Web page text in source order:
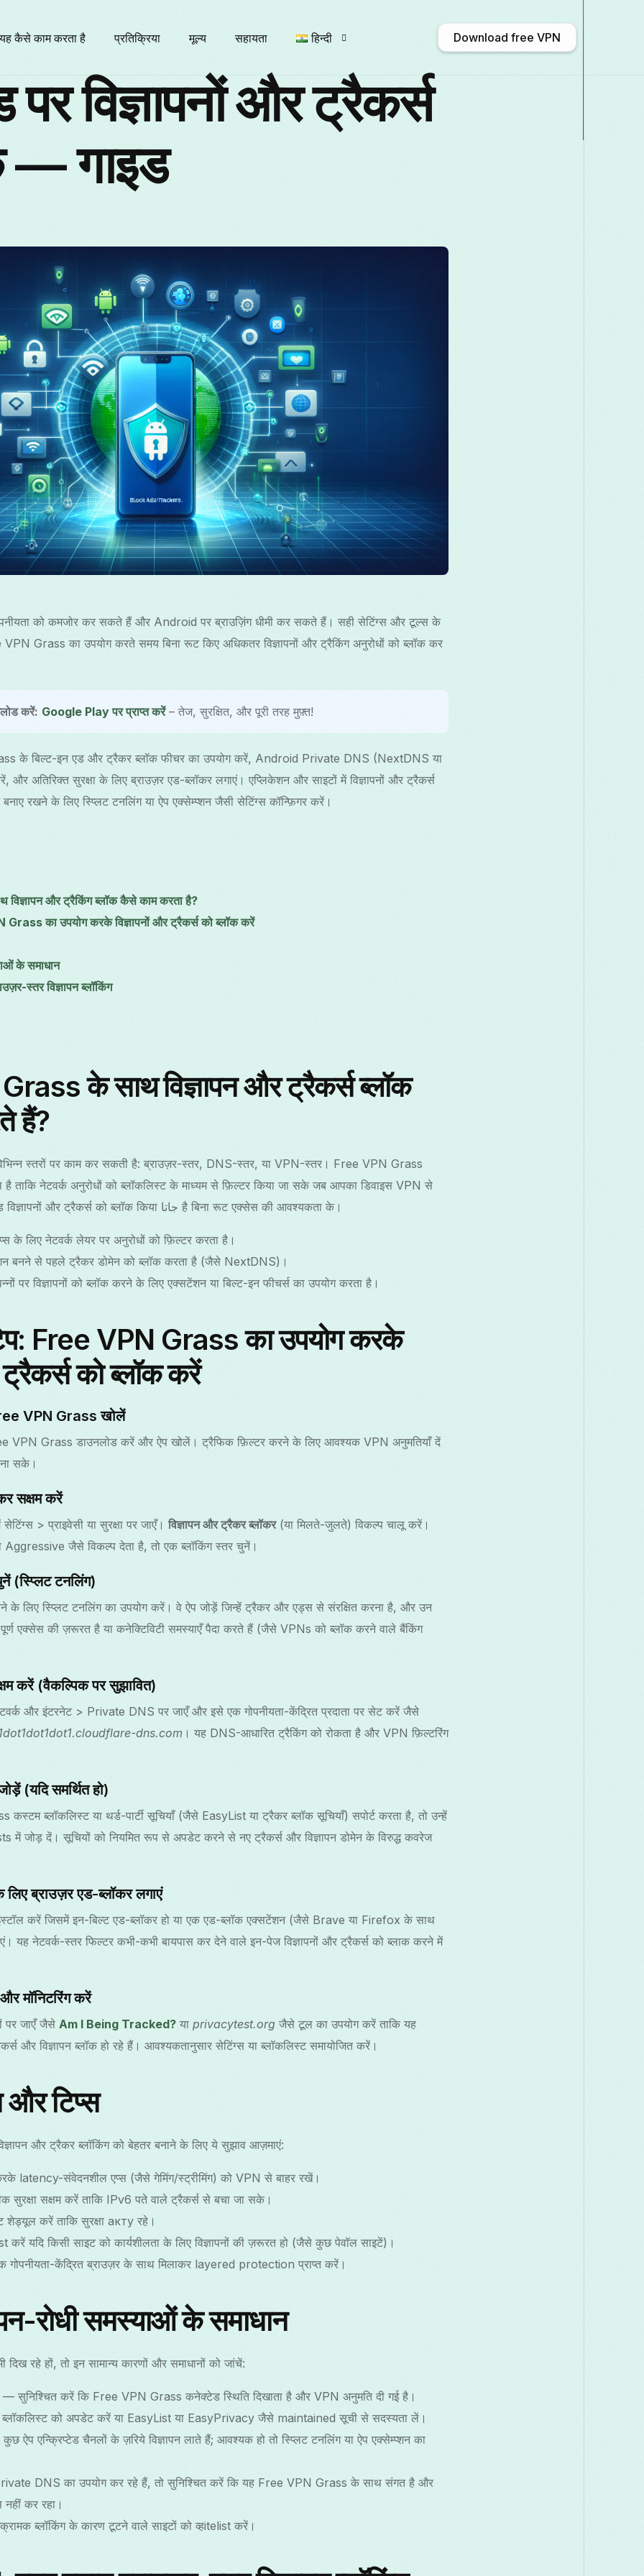
यह कैसे काम करता है प्रतिक्रिया मूल्य सहायता हिन्दी
English
Română
తెలుగు
Download free VPN
पर विज्ञापनों और ट्रैकर्स
— गाइड
को कमजोर कर सकते हैं और Android पर ब्राउज़िंग धीमी कर सकते हैं। सही सेटिंग्स और टूल्स के
Grass का उपयोग करते समय बिना रूट किए अधिकतर विज्ञापनों और ट्रैकिंग अनुरोधों को ब्लॉक कर
करें: Google Play पर प्राप्त करें– तेज, सुरक्षित, और पूरी तरह मुफ़्त!
के बिल्ट-इन एड और ट्रैकर ब्लॉक फीचर का उपयोग करें, Android Private DNS (NextDNS या
अतिरिक्त सुरक्षा के लिए ब्राउज़र एड-ब्लॉकर लगाएं। एप्लिकेशन और साइटों में विज्ञापनों और ट्रैकर्स
रखने के लिए स्प्लिट टनलिंग या ऐप एक्सेम्प्शन जैसी सेटिंग्स कॉन्फ़िगर करें।
और ट्रैकिंग ब्लॉक कैसे काम करता है?
का उपयोग करके विज्ञापनों और ट्रैकर्स को ब्लॉक करें
के समाधान
स्तर विज्ञापन ब्लॉकिंग
के साथ विज्ञापन और ट्रैकर्स ब्लॉक
हैं?
स्तरों पर काम कर सकती है: ब्राउज़र-स्तर, DNS-स्तर, या VPN-स्तर। Free VPN Grass
ताकि नेटवर्क अनुरोधों को ब्लॉकलिस्ट के माध्यम से फ़िल्टर किया जा सके जब आपका डिवाइस VPN से
कनेक्ट हो। इससे सिस्टम-वाइड विज्ञापनों और ट्रैकर्स को ब्लॉक किया جاتا है बिना रूट एक्सेस की आवश्यकता के।
के लिए नेटवर्क लेयर पर अनुरोधों को फ़िल्टर करता है।
बनने से पहले ट्रैकर डोमेन को ब्लॉक करता है (जैसे NextDNS)।
पर विज्ञापनों को ब्लॉक करने के लिए एक्सटेंशन या बिल्ट-इन फीचर्स का उपयोग करता है।
Free VPN Grass का उपयोग करके
ट्रैकर्स को ब्लॉक करें
VPN Grass खोलें
VPN Grass डाउनलोड करें और ऐप खोलें। ट्रैफिक फ़िल्टर करने के लिए आवश्यक VPN अनुमतियाँ दें
सके।
सक्षम करें
> प्राइवेसी या सुरक्षा पर जाएँ। विज्ञापन और ट्रैकर ब्लॉकर(या मिलते-जुलते) विकल्प चालू करें।
जैसे विकल्प देता है, तो एक ब्लॉकिंग स्तर चुनें।
(स्प्लिट टनलिंग)
के लिए स्प्लिट टनलिंग का उपयोग करें। वे ऐप जोड़ें जिन्हें ट्रैकर और एड्स से संरक्षित करना है, और उन
पूर्ण एक्सेस की ज़रूरत है या कनेक्टिविटी समस्याएँ पैदा करते हैं (जैसे VPNs को ब्लॉक करने वाले बैंकिंग
करें (वैकल्पिक पर सुझावित)
और इंटरनेट > Private DNS पर जाएँ और इसे एक गोपनीयता-केंद्रित प्रदाता पर सेट करें जैसे
dns.com । यह DNS-आधारित ट्रैकिंग को रोकता है और VPN फ़िल्टरिंग
(यदि समर्थित हो)
ब्लॉकलिस्ट या थर्ड-पार्टी सूचियाँ (जैसे EasyList या ट्रैकर ब्लॉक सूचियाँ) सपोर्ट करता है, तो उन्हें
जोड़ दें। सूचियों को नियमित रूप से अपडेट करने से नए ट्रैकर्स और विज्ञापन डोमेन के विरुद्ध कवरेज
ब्राउज़र एड-ब्लॉकर लगाएं
करें जिसमें इन-बिल्ट एड-ब्लॉकर हो या एक एड-ब्लॉक एक्सटेंशन (जैसे Brave या Firefox के साथ
यह नेटवर्क-स्तर फिल्टर कभी-कभी बायपास कर देने वाले इन-पेज विज्ञापनों और ट्रैकर्स को ब्लाक करने में
और मॉनिटरिंग करें
पर जाएँ जैसे Am I Being Tracked? या privacytest.org जैसे टूल का उपयोग करें ताकि यह
और विज्ञापन ब्लॉक हो रहे हैं। आवश्यकतानुसार सेटिंग्स या ब्लॉकलिस्ट समायोजित करें।
और टिप्स
और ट्रैकर ब्लॉकिंग को बेहतर बनाने के लिए ये सुझाव आज़माएं:
latency-संवेदनशील एप्स (जैसे गेमिंग/स्ट्रीमिंग) को VPN से बाहर रखें।
सुरक्षा सक्षम करें ताकि IPv6 पते वाले ट्रैकर्स से बचा जा सके।
शेड्यूल करें ताकि सुरक्षा акту रहे।
करें यदि किसी साइट को कार्यशीलता के लिए विज्ञापनों की ज़रूरत हो (जैसे कुछ पेवॉल साइटें)।
केंद्रित ब्राउज़र के साथ मिलाकर layered protection प्राप्त करें।
रोधी समस्याओं के समाधान
दिख रहे हों, तो इन सामान्य कारणों और समाधानों को जांचें:
सुनिश्चित करें कि Free VPN Grass कनेक्टेड स्थिति दिखाता है और VPN अनुमति दी गई है।
ब्लॉकलिस्ट को अपडेट करें या EasyList या EasyPrivacy जैसे maintained सूची से सदस्यता लें।
ऐप एन्क्रिप्टेड चैनलों के ज़रिये विज्ञापन लाते हैं; आवश्यक हो तो स्प्लिट टनलिंग या ऐप एक्सेम्प्शन का
DNS का उपयोग कर रहे हैं, तो सुनिश्चित करें कि यह Free VPN Grass के साथ संगत है और
कर रहा।
ब्लॉकिंग के कारण टूटने वाले साइटों को व्हitelist करें।